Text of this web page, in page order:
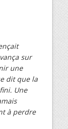
sur
une
dit que la
Une
à perdre